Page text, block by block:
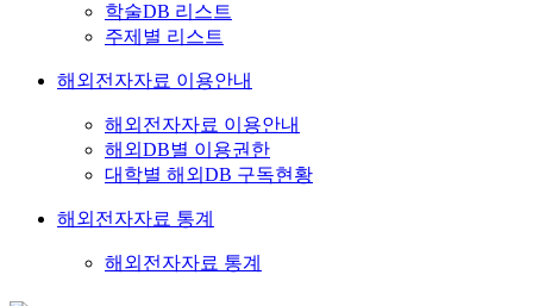
학술DB 리스트
주제별 리스트
해외전자자료 이용안내
해외전자자료 이용안내
해외DB별 이용권한
대학별 해외DB 구독현황
해외전자자료 통계
해외전자자료 통계